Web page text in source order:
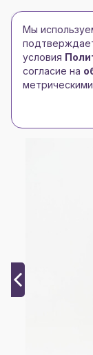
ToggleToggle
Главная/bazaar
Худи с
Мы
условия
согласие на